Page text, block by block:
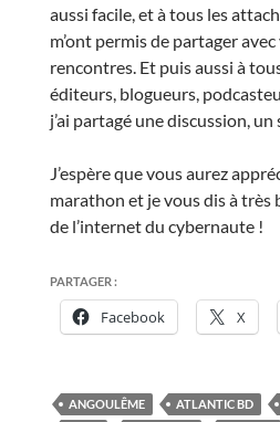
aussi facile, et à tous les
m’ont permis de partager
rencontres. Et puis aussi à
éditeurs, blogueurs,
j’ai partagé une discussion,
J’espère que vous aurez
marathon et je vous dis à très
de l’internet du cybernaute !
PARTAGER :
Facebook X
ANGOULÊME ATLANTIC BD